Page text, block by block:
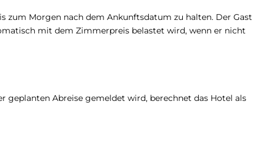
zum Morgen nach dem Ankunftsdatum zu halten. Der Gast
mit dem Zimmerpreis belastet wird, wenn er nicht
geplanten Abreise gemeldet wird, berechnet das Hotel als